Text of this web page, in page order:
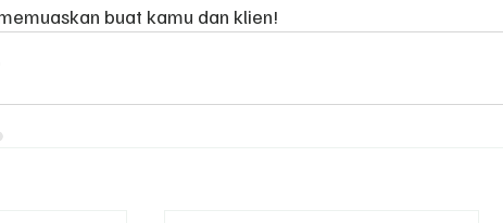
buat kamu dan klien!